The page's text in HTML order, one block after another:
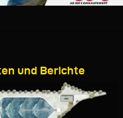
und Berichte